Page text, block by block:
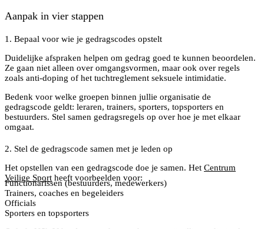
Aanpak in vier stappen
1. Bepaal voor wie je gedragscodes opstelt
Duidelijke afspraken helpen om gedrag goed te kunnen beoordelen.
Ze gaan niet alleen over omgangsvormen, maar ook over regels
zoals anti-doping of het tuchtreglement seksuele intimidatie.
Bedenk voor welke groepen binnen jullie organisatie de
gedragscode geldt: leraren, trainers, sporters, topsporters en
bestuurders. Stel samen gedragsregels op over hoe je met elkaar
omgaat.
2. Stel de gedragscode samen met je leden op
Het opstellen van een gedragscode doe je samen. Het Centrum
Veilige Sport heeft voorbeelden voor:
Functionarissen (bestuurders, medewerkers)
Trainers, coaches en begeleiders
Officials
Sporters en topsporters